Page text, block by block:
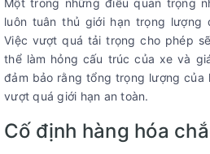
Một trong những điều quan trọng
luôn tuân thủ giới hạn trọng lượng
Việc vượt quá tải trọng cho phép
thể làm hỏng cấu trúc của xe và
đảm bảo rằng tổng trọng lượng của
vượt quá giới hạn an toàn.
Cố định hàng hóa